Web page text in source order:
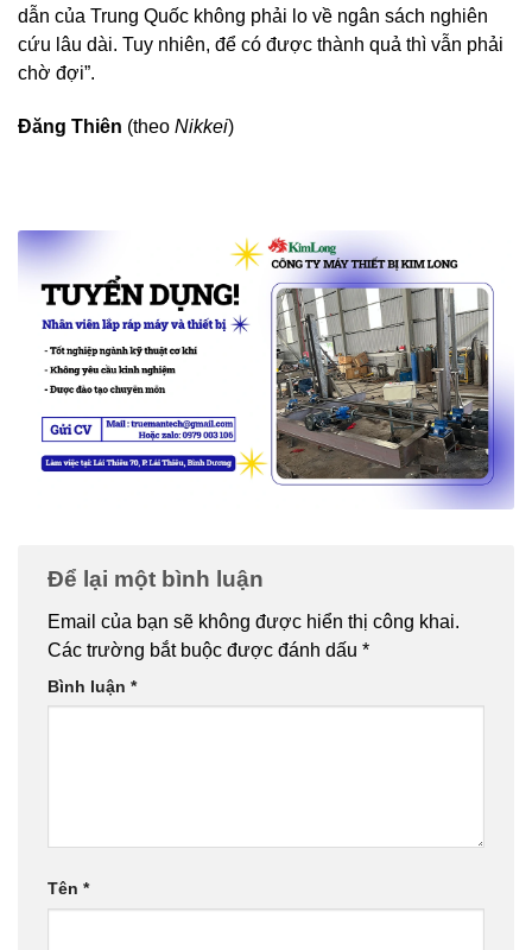
dẫn của Trung Quốc không phải lo về ngân sách nghiên
cứu lâu dài. Tuy nhiên, để có được thành quả thì vẫn phải
chờ đợi”.
Đăng Thiên (theo Nikkei)
Để lại một bình luận
Email của bạn sẽ không được hiển thị công khai.
Các trường bắt buộc được đánh dấu *
Bình luận *
Tên *